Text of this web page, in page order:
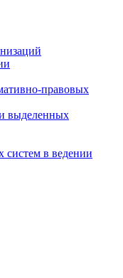
правовых
выделенных
в ведении